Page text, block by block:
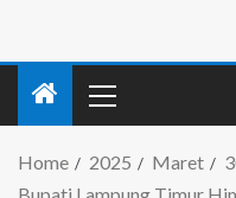
Home 2025 Maret